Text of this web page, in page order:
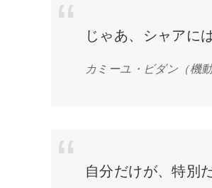
じゃあ、シャアに
カミーユ・ビダン （機
自分だけが、特別